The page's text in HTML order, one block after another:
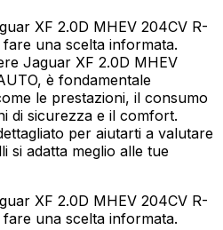
XF 2.0D MHEV 204CV R-
una scelta informata.
Jaguar XF 2.0D MHEV
è fondamentale
le prestazioni, il consumo
di sicurezza e il comfort.
per aiutarti a valutare
si adatta meglio alle tue
XF 2.0D MHEV 204CV R-
una scelta informata.